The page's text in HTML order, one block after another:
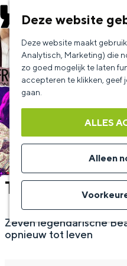
Deze website
Deze website maakt
Analytisch, Marketing) die
zo goed mogelijk te laten
accepteren te klikken, geef
gaan.
ALLES
Alleen
G
a
n
a
a
r
d
e
m
The Bootleg
Zeven legendarische
opnieuw tot leven